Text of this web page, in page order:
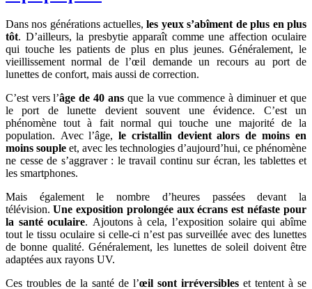
Dans nos générations actuelles, les yeux s’abîment de plus en plus
tôt. D’ailleurs, la presbytie apparaît comme une affection oculaire
qui touche les patients de plus en plus jeunes. Généralement, le
vieillissement normal de l’œil demande un recours au port de
lunettes de confort, mais aussi de correction.
C’est vers l’âge de 40 ans que la vue commence à diminuer et que
le port de lunette devient souvent une évidence. C’est un
phénomène tout à fait normal qui touche une majorité de la
population. Avec l’âge, le cristallin devient alors de moins en
moins souple et, avec les technologies d’aujourd’hui, ce phénomène
ne cesse de s’aggraver : le travail continu sur écran, les tablettes et
les smartphones.
Mais également le nombre d’heures passées devant la
télévision. Une exposition prolongée aux écrans est néfaste pour
la santé oculaire. Ajoutons à cela, l’exposition solaire qui abîme
tout le tissu oculaire si celle-ci n’est pas surveillée avec des lunettes
de bonne qualité. Généralement, les lunettes de soleil doivent être
adaptées aux rayons UV.
Ces troubles de la santé de l’œil sont irréversibles et tentent à se